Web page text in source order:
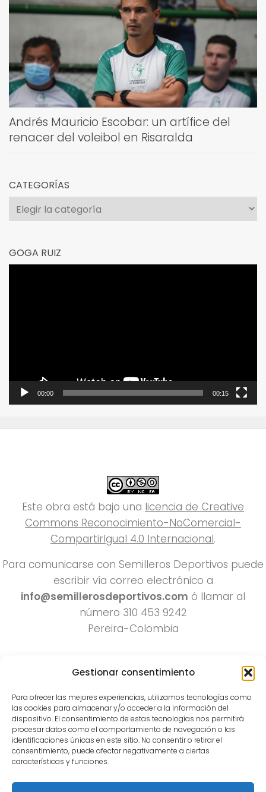
Gestionar consentimiento
Para ofrecer las mejores experiencias, utilizamos tecnologías como
las cookies para almacenar y/o acceder a la información del
dispositivo. El consentimiento de estas tecnologías nos permitirá
procesar datos como el comportamiento de navegación o las
identificaciones únicas en este sitio. No consentir o retirar el
consentimiento, puede afectar negativamente a ciertas
características y funciones.
Andrés Mauricio Escobar: un artífice del
renacer del voleibol en Risaralda
CATEGORÍAS
Categorías
GOGA RUIZ
00:00 00:15
Este obra está bajo una licencia de Creative
Commons Reconocimiento-NoComercial-
CompartirIgual 4.0 Internacional.
Para comunicarse con Semilleros Deportivos puede
escribir vía correo electrónico a
info@semillerosdeportivos.com ó llamar al
número 310 453 9242
Pereira-Colombia
Todos los derechos reservados 2022.
Funciona con - Diseñado con el